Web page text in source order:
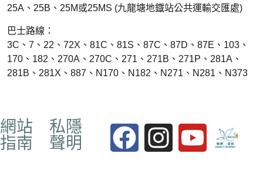
網站
指南
私隱
聲明
25A、25B、25M或25MS (九龍塘地鐡站公共運輸交匯處)
巴士路線：
3C、7、22、72X、81C、81S、87C、87D、87E、103、
170、182、270A、270C、271、271B、271P、281A、
281B、281X、887、N170、N182、N271、N281、N373